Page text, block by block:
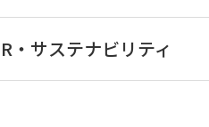
・サステナビリティ